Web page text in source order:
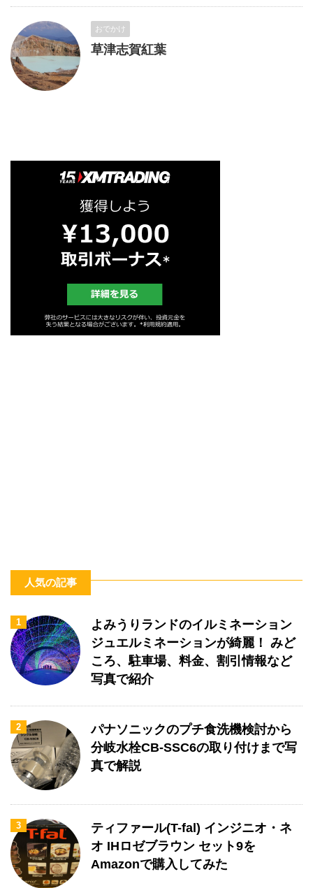
おでかけ
草津志賀紅葉
人気の記事
1
よみうりランドのイルミネーション
ジュエルミネーションが綺麗！ みど
ころ、駐車場、料金、割引情報など
写真で紹介
2
パナソニックのプチ食洗機検討から
分岐水栓CB-SSC6の取り付けまで写
真で解説
3
ティファール(T-fal) インジニオ・ネ
オ IHロゼブラウン セット9を
Amazonで購入してみた